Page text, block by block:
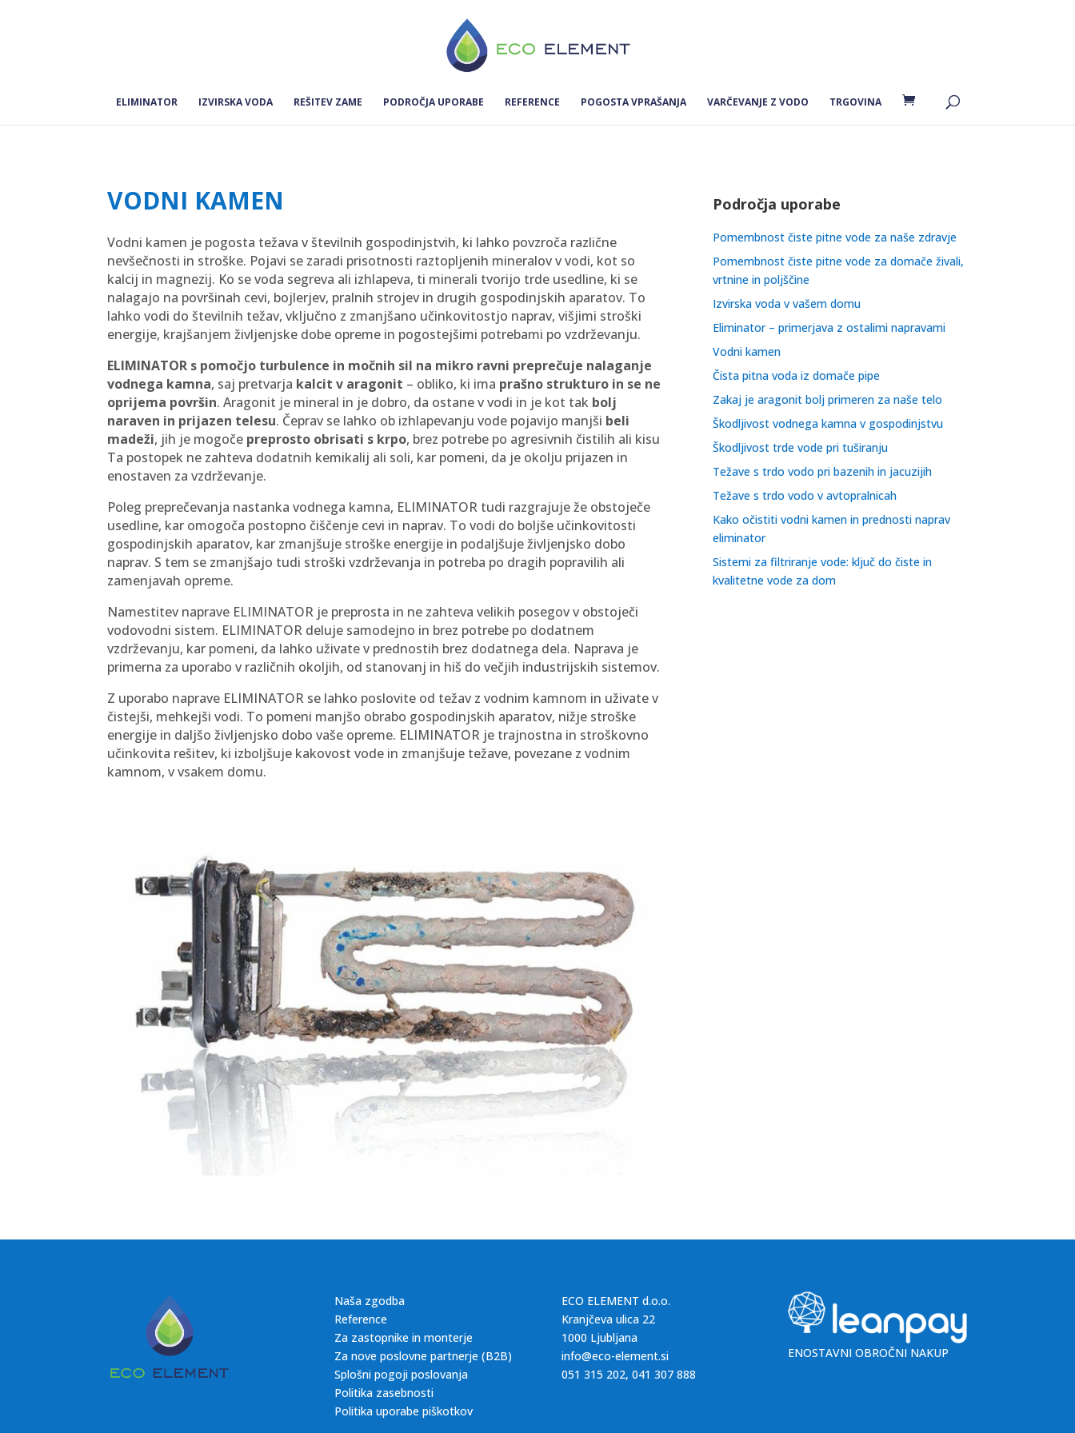
ELIMINATOR IZVIRSKA VODA REŠITEV ZAME PODROČJA UPORABE REFERENCE POGOSTA VPRAŠANJA VARČEVANJE Z VODO TRGOVINA
VODNI KAMEN
Vodni kamen je pogosta težava v številnih gospodinjstvih, ki lahko povzroča različne
nevšečnosti in stroške. Pojavi se zaradi prisotnosti raztopljenih mineralov v vodi, kot so
kalcij in magnezij. Ko se voda segreva ali izhlapeva, ti minerali tvorijo trde usedline, ki se
nalagajo na površinah cevi, bojlerjev, pralnih strojev in drugih gospodinjskih aparatov. To
lahko vodi do številnih težav, vključno z zmanjšano učinkovitostjo naprav, višjimi stroški
energije, krajšanjem življenjske dobe opreme in pogostejšimi potrebami po vzdrževanju.
ELIMINATOR s pomočjo turbulence in močnih sil na mikro ravni preprečuje nalaganje
vodnega kamna, saj pretvarja kalcit v aragonit – obliko, ki ima prašno strukturo in se ne
oprijema površin. Aragonit je mineral in je dobro, da ostane v vodi in je kot tak bolj
naraven in prijazen telesu. Čeprav se lahko ob izhlapevanju vode pojavijo manjši beli
madeži, jih je mogoče preprosto obrisati s krpo, brez potrebe po agresivnih čistilih ali kisu
Ta postopek ne zahteva dodatnih kemikalij ali soli, kar pomeni, da je okolju prijazen in
enostaven za vzdrževanje.
Poleg preprečevanja nastanka vodnega kamna, ELIMINATOR tudi razgrajuje že obstoječe
usedline, kar omogoča postopno čiščenje cevi in naprav. To vodi do boljše učinkovitosti
gospodinjskih aparatov, kar zmanjšuje stroške energije in podaljšuje življenjsko dobo
naprav. S tem se zmanjšajo tudi stroški vzdrževanja in potreba po dragih popravilih ali
zamenjavah opreme.
Namestitev naprave ELIMINATOR je preprosta in ne zahteva velikih posegov v obstoječi
vodovodni sistem. ELIMINATOR deluje samodejno in brez potrebe po dodatnem
vzdrževanju, kar pomeni, da lahko uživate v prednostih brez dodatnega dela. Naprava je
primerna za uporabo v različnih okoljih, od stanovanj in hiš do večjih industrijskih sistemov.
Z uporabo naprave ELIMINATOR se lahko poslovite od težav z vodnim kamnom in uživate v
čistejši, mehkejši vodi. To pomeni manjšo obrabo gospodinjskih aparatov, nižje stroške
energije in daljšo življenjsko dobo vaše opreme. ELIMINATOR je trajnostna in stroškovno
učinkovita rešitev, ki izboljšuje kakovost vode in zmanjšuje težave, povezane z vodnim
kamnom, v vsakem domu.
Področja uporabe
Pomembnost čiste pitne vode za naše zdravje
Pomembnost čiste pitne vode za domače živali,
vrtnine in poljščine
Izvirska voda v vašem domu
Eliminator – primerjava z ostalimi napravami
Vodni kamen
Čista pitna voda iz domače pipe
Zakaj je aragonit bolj primeren za naše telo
Škodljivost vodnega kamna v gospodinjstvu
Škodljivost trde vode pri tuširanju
Težave s trdo vodo pri bazenih in jacuzijih
Težave s trdo vodo v avtopralnicah
Kako očistiti vodni kamen in prednosti naprav
eliminator
Sistemi za filtriranje vode: ključ do čiste in
kvalitetne vode za dom
Naša zgodba
Reference
Za zastopnike in monterje
Za nove poslovne partnerje (B2B)
Splošni pogoji poslovanja
Politika zasebnosti
Politika uporabe piškotkov
ECO ELEMENT d.o.o.
Kranjčeva ulica 22
1000 Ljubljana
info@eco-element.si
051 315 202, 041 307 888
ENOSTAVNI OBROČNI NAKUP